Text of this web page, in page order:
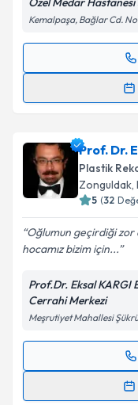
Kemalpaşa, Bağlar Cd.
Randevu
almanız için bir
bilgilendireceğiz.
E-posta
Metni'ni
kapsamda
Prof. Dr.
Plastik
Zonguldak,
5 (32
Oğlumun geçirdiği zor
hocamız bizim için...
Prof.Dr. Eksal KARGI
Cerrahi Merkezi
Meşrutiyet Mahallesi
Randevu